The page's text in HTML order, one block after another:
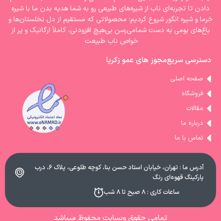
دادن تا تجربه‌ای ناب از شیره‌های طبیعی رو به شما هدیه بدن ما با شیره‌
خرما و شیره انگور شروع کردیم؛ محصولاتی که مستقیم از دل نخلستان‌ها و
باغ‌های بومی به دست شمامی‌رسن بی‌هیچ افزودنی، کاملاً ارگانیک و پر از
خواص ناب طبیعت
دسترسی سریعمجوز های عمو زکریا
صفحه اصلی
فروشگاه
مقالات
درباره ما
تماس با ما
آدرس ما : تهران، خیابان استاد حسن بنا، کوچه طلوعی، پلاک ۶، درب
پارکینگ قهوه‌ای رنگ
ساعات کاری : ۸ صبح تا ۸ شب
تمامی حقوق وبسایت محفوظ میباشد